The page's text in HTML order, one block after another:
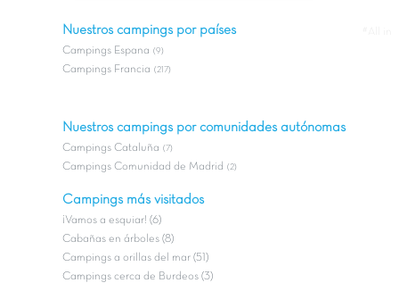
Nuestros campings por países
Campings Espana (9)
Campings Francia (217)
Nuestros campings por comunidades autónomas
Campings Cataluña (7)
Campings Comunidad de Madrid (2)
Campings más visitados
¡Vamos a esquiar! (6)
Cabañas en árboles (8)
Campings a orillas del mar (51)
Campings cerca de Burdeos (3)